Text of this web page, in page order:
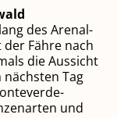
des Arenal-
Fähre nach
die Aussicht
nächsten Tag
und